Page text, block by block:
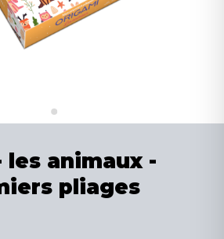
les animaux -
pliages